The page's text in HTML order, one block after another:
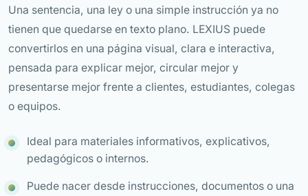
Una sentencia, una ley o una simple instrucción ya no
tienen que quedarse en texto plano. LEXIUS puede
convertirlos en una página visual, clara e interactiva,
pensada para explicar mejor, circular mejor y
presentarse mejor frente a clientes, estudiantes, colegas
o equipos.
Ideal para materiales informativos, explicativos,
pedagógicos o internos.
Puede nacer desde instrucciones, documentos o una